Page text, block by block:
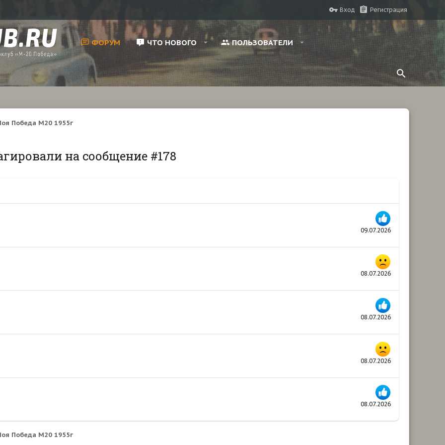
Вход Регистрация
ФОРУМ ЧТО НОВОГО ПОЛЬЗОВАТЕЛИ
Победа М20 1955г
на сообщение #178
09.07.2026
08.07.2026
08.07.2026
08.07.2026
08.07.2026
Победа М20 1955г